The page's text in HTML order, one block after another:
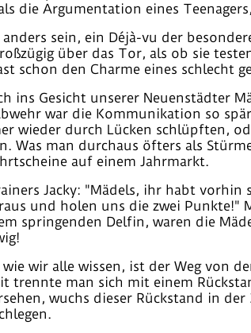
die Argumentation eines
sein, ein Déjà-vu der
über das Tor, als ob sie
schon den Charme eines schlecht
ins Gesicht unserer Neuenstädter
war die Kommunikation so
wieder durch Lücken schlüpften,
Was man durchaus öfters als
auf einem Jahrmarkt.
Jacky: "Mädels, ihr habt
und holen uns die zwei
springenden Delfin, waren die
wir alle wissen, ist der Weg von
trennte man sich mit einem
wuchs dieser Rückstand in